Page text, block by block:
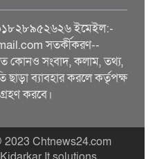
ইমেইল:-
সতর্কীকরণ--
কোনও সংবাদ, কলাম, তথ্য,
ব্যাবহার করলে কর্তৃপক্ষ
করবে।
Chtnews24.com